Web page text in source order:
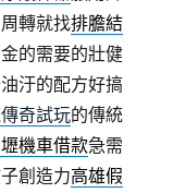
轉就找排膽結
的需要的壯健
汙的配方好搞
奇試玩的傳統
機車借款急需
創造力高雄假